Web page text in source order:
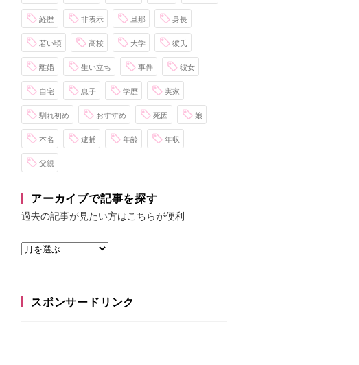
経歴 非表示 旦那 身長
若い頃 高校 大学 彼氏
離婚 生い立ち 事件 彼女
自宅 息子 学歴 実家
馴れ初め おすすめ 死因 娘
本名 逮捕 年齢 年収
父親
アーカイブで記事を探す
過去の記事が見たい方はこちらが便利
スポンサードリンク